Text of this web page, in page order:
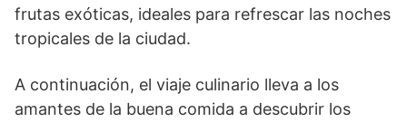
frutas exóticas, ideales para refrescar las noches
tropicales de la ciudad.
A continuación, el viaje culinario lleva a los
amantes de la buena comida a descubrir los